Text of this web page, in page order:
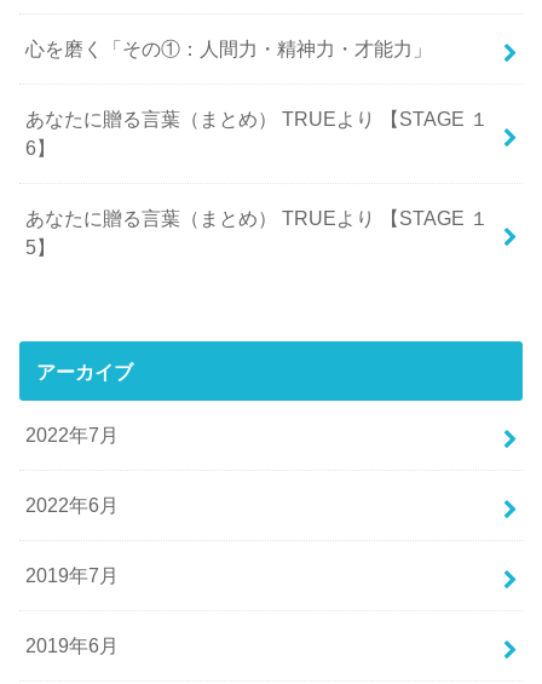
心を磨く「その①：人間力・精神力・才能力」
あなたに贈る言葉（まとめ） TRUEより 【STAGE １
6】
あなたに贈る言葉（まとめ） TRUEより 【STAGE １
5】
アーカイブ
2022年7月
2022年6月
2019年7月
2019年6月